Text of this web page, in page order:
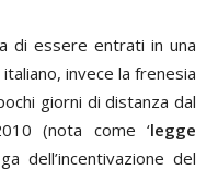
di essere entrati in una
invece la frenesia
giorni di distanza dal
(nota come ‘legge
dell’incentivazione del